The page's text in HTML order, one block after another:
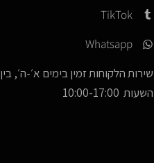
TikTok
Whatsapp
שירות הלקוחות זמין בימים א׳-ה׳, בין
השעות 10:00-17:00